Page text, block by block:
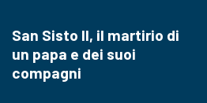
San Sisto II, il martirio di
un papa e dei suoi
compagni